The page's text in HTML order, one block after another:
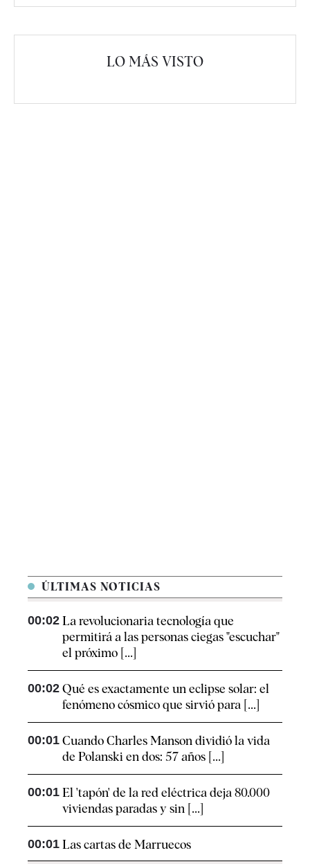
LO MÁS VISTO
ÚLTIMAS NOTICIAS
00:02 La revolucionaria tecnología que
permitirá a las personas ciegas "escuchar"
el próximo [...]
00:02 Qué es exactamente un eclipse solar: el
fenómeno cósmico que sirvió para [...]
00:01 Cuando Charles Manson dividió la vida
de Polanski en dos: 57 años [...]
00:01 El 'tapón' de la red eléctrica deja 80.000
viviendas paradas y sin [...]
00:01 Las cartas de Marruecos